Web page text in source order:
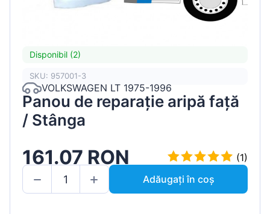
Disponibil (2)
SKU: 957001-3
VOLKSWAGEN LT 1975-1996
Panou de reparație aripă față
/ Stânga
161.07 RON
(1)
Adăugați în coș